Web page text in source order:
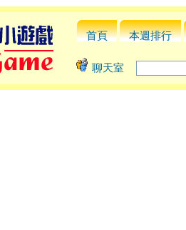
首頁 本週排行
聊天室